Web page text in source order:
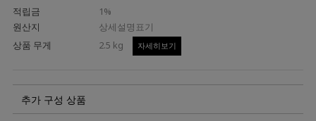
적립금
1%
원산지
상세설명표기
상품 무게
2.5 kg 자세히보기
추가 구성 상품